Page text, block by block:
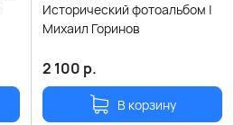
Исторический фотоальбом |
Михаил Горинов
2 100 р.
В корзину